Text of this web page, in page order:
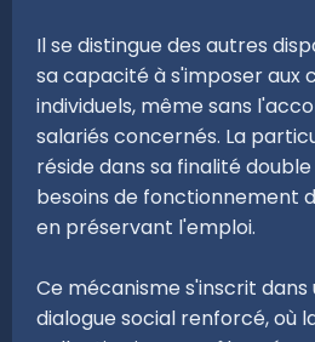
Il se distingue des autres
sa capacité à s'imposer aux
individuels, même sans
salariés concernés. La
réside dans sa finalité
besoins de fonctionnement
en préservant l'emploi.
Ce mécanisme s'inscrit dans
dialogue social renforcé, où